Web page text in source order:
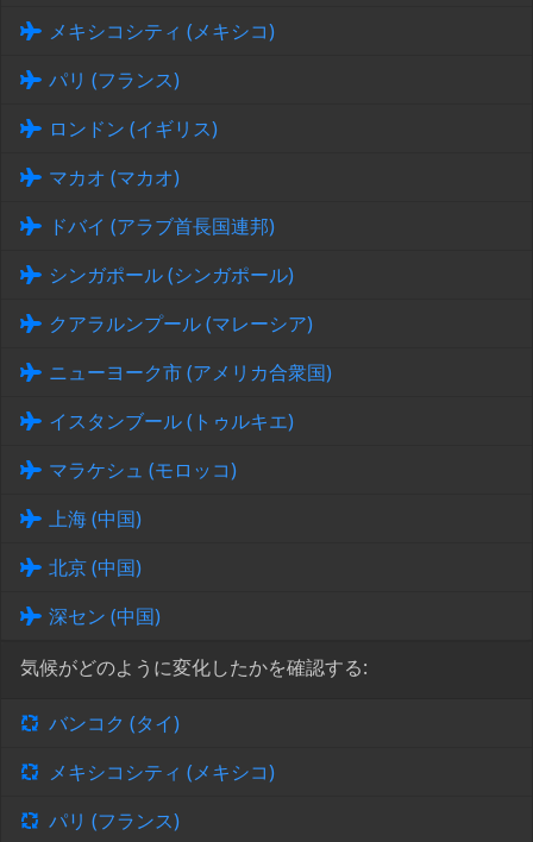
メキシコシティ (メキシコ)
パリ (フランス)
ロンドン (イギリス)
マカオ (マカオ)
ドバイ (アラブ首長国連邦)
シンガポール (シンガポール)
クアラルンプール (マレーシア)
ニューヨーク市 (アメリカ合衆国)
イスタンブール (トゥルキエ)
マラケシュ (モロッコ)
上海 (中国)
北京 (中国)
深セン (中国)
気候がどのように変化したかを確認する:
バンコク (タイ)
メキシコシティ (メキシコ)
パリ (フランス)